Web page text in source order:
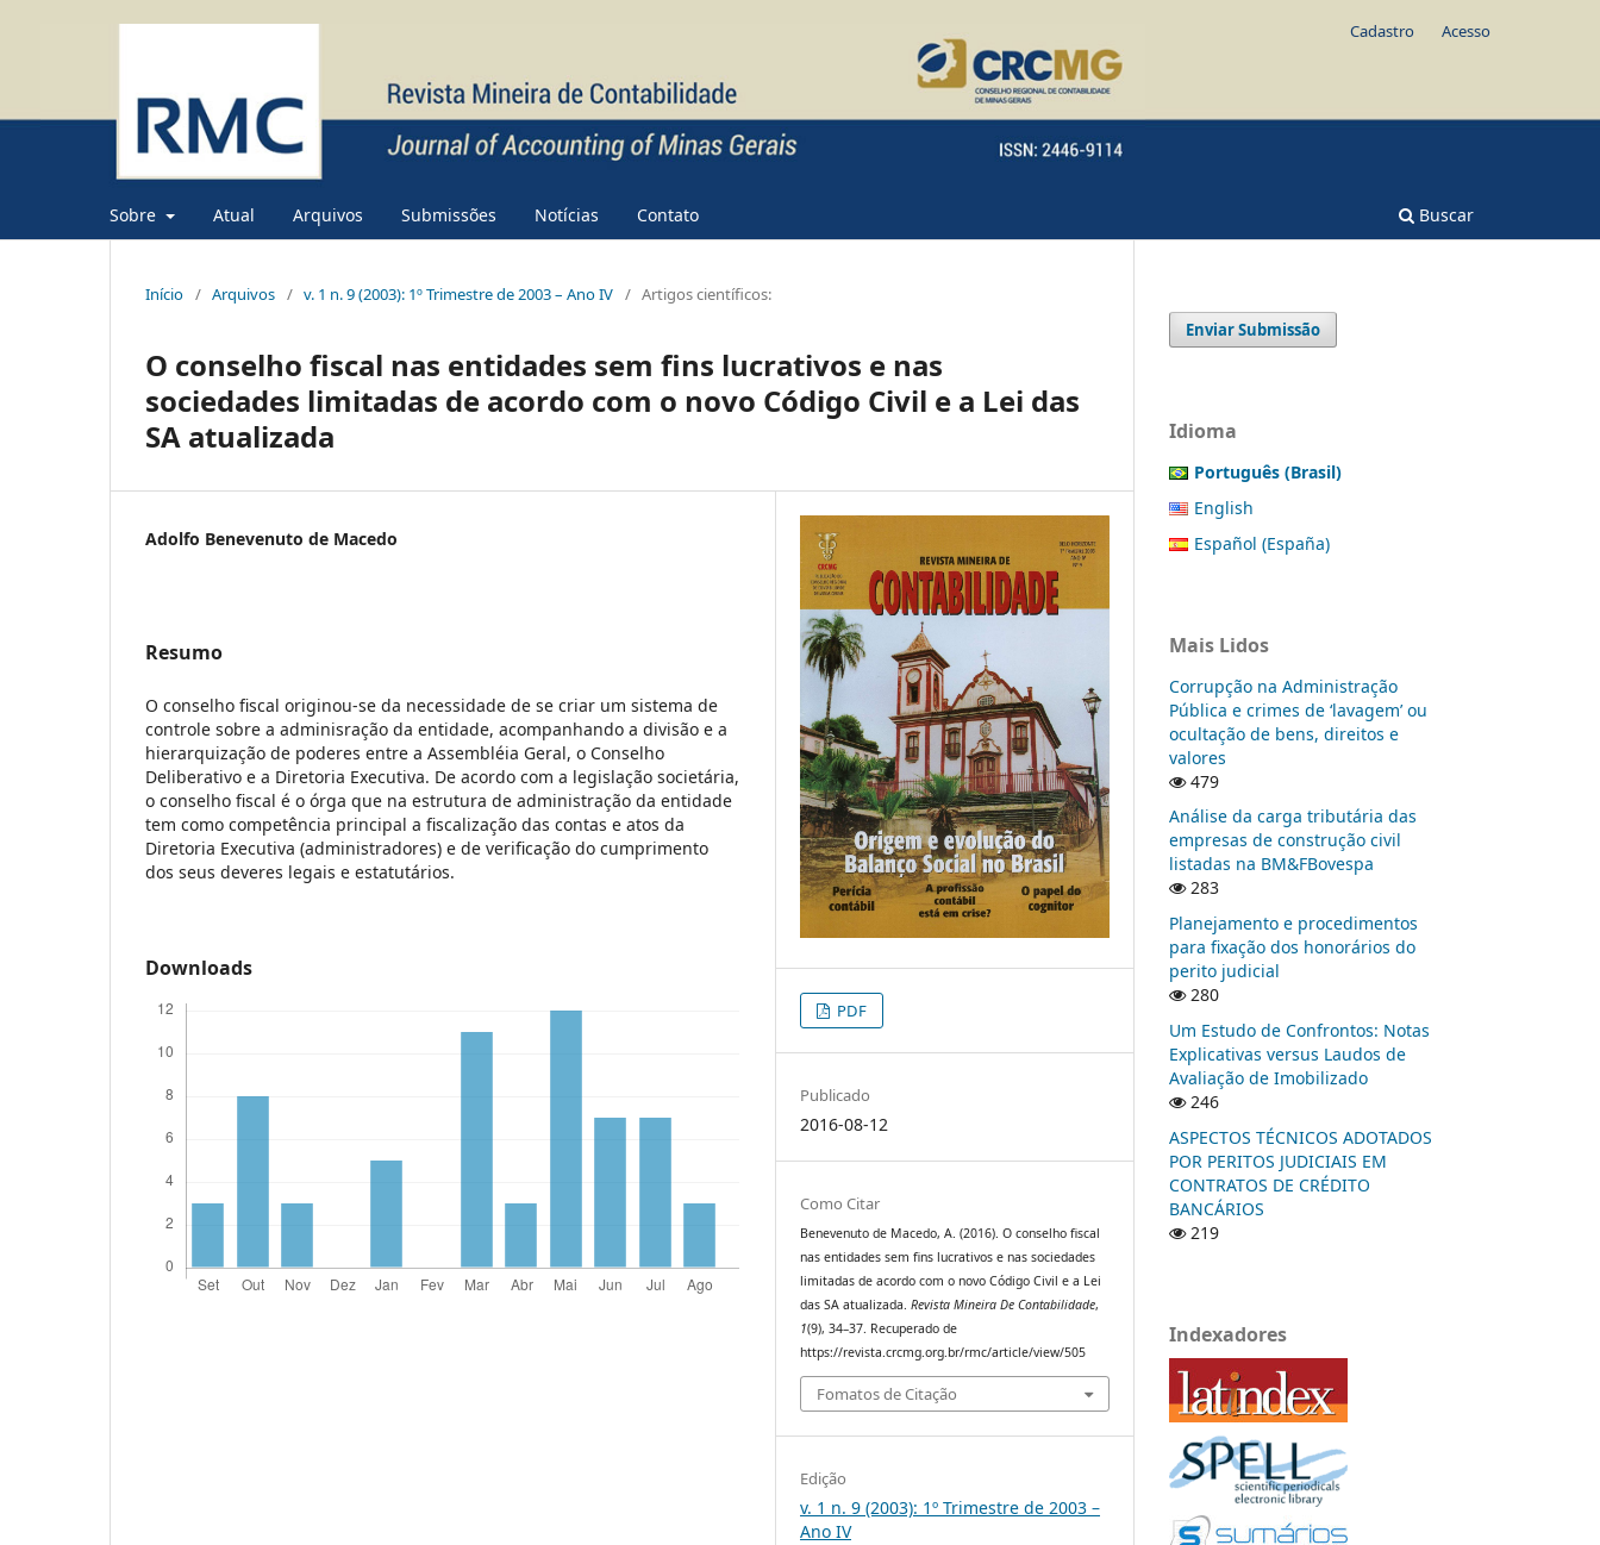
Sobre Atual Arquivos Submissões Notícias Contato Buscar
Cadastro Acesso
Início / Arquivos / v. 1 n. 9 (2003): 1º Trimestre de 2003 – Ano IV / Artigos científicos:
O conselho fiscal nas entidades sem fins lucrativos e nas
sociedades limitadas de acordo com o novo Código Civil e a Lei das
SA atualizada
Adolfo Benevenuto de Macedo
Resumo
O conselho fiscal originou-se da necessidade de se criar um sistema de
controle sobre a adminisração da entidade, acompanhando a divisão e a
hierarquização de poderes entre a Assembléia Geral, o Conselho
Deliberativo e a Diretoria Executiva. De acordo com a legislação societária,
o conselho fiscal é o órga que na estrutura de administração da entidade
tem como competência principal a fiscalização das contas e atos da
Diretoria Executiva (administradores) e de verificação do cumprimento
dos seus deveres legais e estatutários.
Downloads
PDF
Publicado
2016-08-12
Como Citar
Benevenuto de Macedo, A. (2016). O conselho fiscal
nas entidades sem fins lucrativos e nas sociedades
limitadas de acordo com o novo Código Civil e a Lei
das SA atualizada.Revista Mineira De Contabilidade,
1(9), 34–37. Recuperado de
https://revista.crcmg.org.br/rmc/article/view/505
Fomatos de Citação
Edição
v. 1 n. 9 (2003): 1º Trimestre de 2003 –
Ano IV
Enviar Submissão
Idioma
Português (Brasil)
English
Español (España)
Mais Lidos
Corrupção na Administração
Pública e crimes de ‘lavagem’ ou
ocultação de bens, direitos e
valores
479
Análise da carga tributária das
empresas de construção civil
listadas na BM&FBovespa
283
Planejamento e procedimentos
para fixação dos honorários do
perito judicial
280
Um Estudo de Confrontos: Notas
Explicativas versus Laudos de
Avaliação de Imobilizado
246
ASPECTOS TÉCNICOS ADOTADOS
POR PERITOS JUDICIAIS EM
CONTRATOS DE CRÉDITO
BANCÁRIOS
219
Indexadores